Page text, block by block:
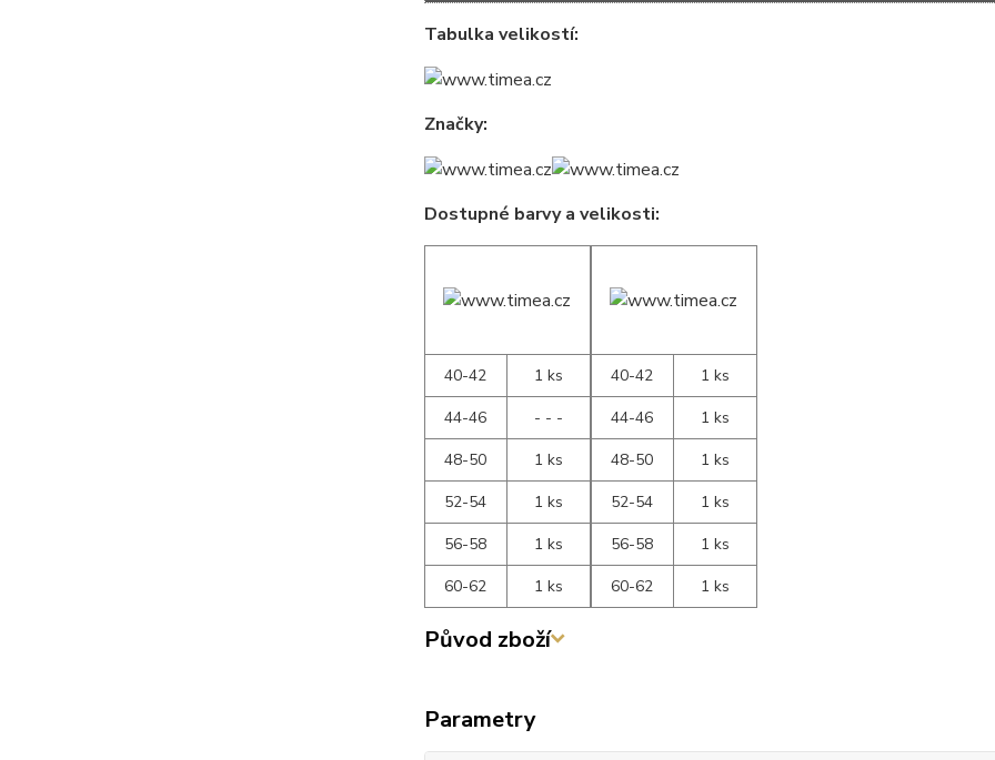
Tabulka velikostí:
Značky:
Dostupné barvy a velikosti:
40-42
1 ks
44-46
- - -
48-50
1 ks
52-54
1 ks
56-58
1 ks
60-62
1 ks
40-42
1 ks
44-46
1 ks
48-50
1 ks
52-54
1 ks
56-58
1 ks
60-62
1 ks
Původ zboží
Parametry